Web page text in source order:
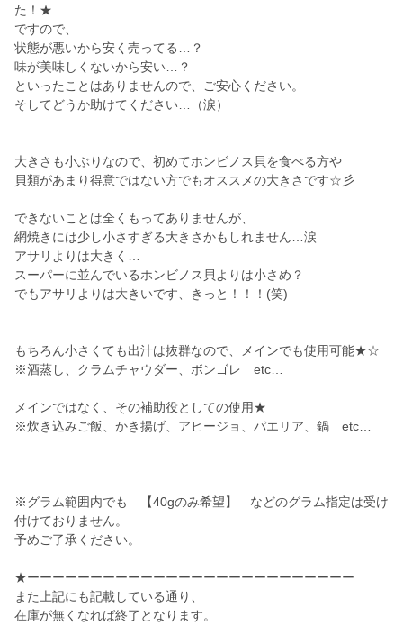
た！★
ですので、
状態が悪いから安く売ってる…？
味が美味しくないから安い…？
といったことはありませんので、ご安心ください。
そしてどうか助けてください…（涙）
大きさも小ぶりなので、初めてホンビノス貝を食べる方や
貝類があまり得意ではない方でもオススメの大きさです☆彡
できないことは全くもってありませんが、
網焼きには少し小さすぎる大きさかもしれません…涙
アサリよりは大きく…
スーパーに並んでいるホンビノス貝よりは小さめ？
でもアサリよりは大きいです、きっと！！！(笑)
もちろん小さくても出汁は抜群なので、メインでも使用可能★☆
※酒蒸し、クラムチャウダー、ボンゴレ etc…
メインではなく、その補助役としての使用★
※炊き込みご飯、かき揚げ、アヒージョ、パエリア、鍋 etc…
※グラム範囲内でも 【40gのみ希望】 などのグラム指定は受け
付けておりません。
予めご了承ください。
★ーーーーーーーーーーーーーーーーーーーーーーーーーー
また上記にも記載している通り、
在庫が無くなれば終了となります。